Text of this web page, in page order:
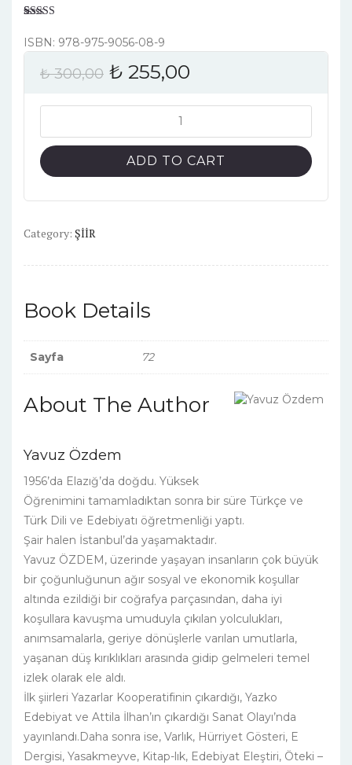
out of 5
based on
ratings
ISBN: 978-975-9056-08-9
₺300,00 ₺ 255,00
Gece
Dinlenir
quantity
ADD TO CART
Category: ŞİİR
Book Details
Sayfa 72
About The Author
Yavuz Özdem
1956’da Elazığ’da doğdu. Yüksek
Öğrenimini tamamladıktan sonra bir süre Türkçe ve
Türk Dili ve Edebiyatı öğretmenliği yaptı.
Şair halen İstanbul’da yaşamaktadır.
Yavuz ÖZDEM, üzerinde yaşayan insanların çok büyük
bir çoğunluğunun ağır sosyal ve ekonomik koşullar
altında ezildiği bir coğrafya parçasından, daha iyi
koşullara kavuşma umuduyla çıkılan yolculukları,
anımsamalarla, geriye dönüşlerle varılan umutlarla,
yaşanan düş kırıklıkları arasında gidip gelmeleri temel
izlek olarak ele aldı.
İlk şiirleri Yazarlar Kooperatifinin çıkardığı, Yazko
Edebiyat ve Attila İlhan’ın çıkardığı Sanat Olayı’nda
yayınlandı.Daha sonra ise, Varlık, Hürriyet Gösteri, E
Dergisi, Yasakmeyve, Kitap-lık, Edebiyat Eleştiri, Öteki –